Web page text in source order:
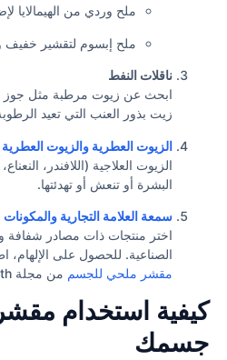
ملح وردي من الهيمالايا
ملح إبسوم لتقشير خفيف
ناقلات النفط
ابحث عن زيوت مرطبة مثل جوز
زيت بذور العنب التي تعيد
الزيوت العطرية والزيوت العطرية
الزيوت العلاجية (اللافندر،
البشرة أو تنعش أو تهدئتها.
سمعة العلامة التجارية والمكونات
اختر منتجات ذات مصادر شفافة
الصناعية. للحصول على
مقشر ملحي للجسم من مجلة Women’s Health.
كيفية استخدام
جسمك